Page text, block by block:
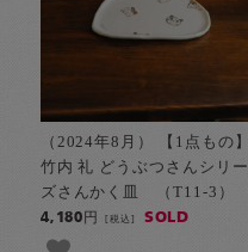
（2024年8月） 【1点もの】
竹内 礼 どうぶつさんシリー
ズさんかく皿 （T11-3）
4,180円[税込] SOLD